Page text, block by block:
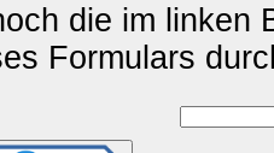
die im linken
Formulars